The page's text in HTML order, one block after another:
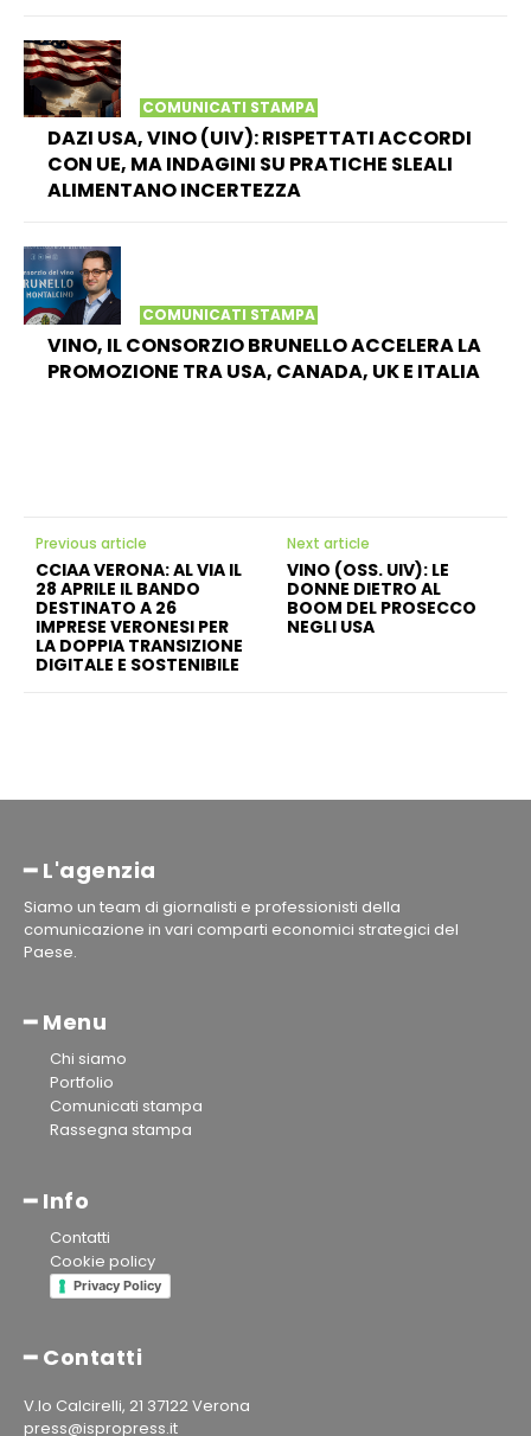
COMUNICATI STAMPA
DAZI USA, VINO (UIV): RISPETTATI ACCORDI
CON UE, MA INDAGINI SU PRATICHE SLEALI
ALIMENTANO INCERTEZZA
COMUNICATI STAMPA
VINO, IL CONSORZIO BRUNELLO ACCELERA LA
PROMOZIONE TRA USA, CANADA, UK E ITALIA
Previous article
CCIAA VERONA: AL VIA IL
28 APRILE IL BANDO
DESTINATO A 26
IMPRESE VERONESI PER
LA DOPPIA TRANSIZIONE
DIGITALE E SOSTENIBILE
Next article
VINO (OSS. UIV): LE
DONNE DIETRO AL
BOOM DEL PROSECCO
NEGLI USA
━ L'agenzia
Siamo un team di giornalisti e professionisti della
comunicazione in vari comparti economici strategici del
Paese.
━ Menu
Chi siamo
Portfolio
Comunicati stampa
Rassegna stampa
━ Info
Contatti
Cookie policy
Privacy Policy
━ Contatti
V.lo Calcirelli, 21 37122 Verona
press@ispropress.it